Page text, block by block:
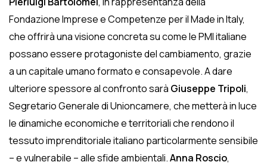
Fondazione Imprese e Competenze per il Made in Italy,
che offrirà una visione concreta su come le PMI italiane
possano essere protagoniste del cambiamento, grazie
a un capitale umano formato e consapevole. A dare
ulteriore spessore al confronto sarà Giuseppe Tripoli,
Segretario Generale di Unioncamere, che metterà in luce
le dinamiche economiche e territoriali che rendono il
tessuto imprenditoriale italiano particolarmente sensibile
– e vulnerabile – alle sfide ambientali.Anna Roscio,